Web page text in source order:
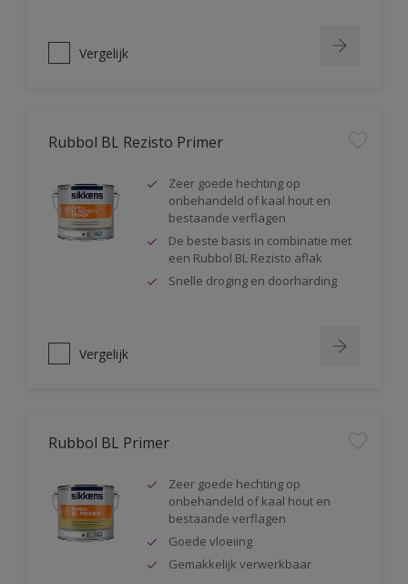
Vergelijk
Rubbol BL Rezisto Primer
Zeer goede hechting op
onbehandeld of kaal hout en
bestaande verflagen
De beste basis in combinatie met
een Rubbol BL Rezisto aflak
Snelle droging en doorharding
Vergelijk
Rubbol BL Primer
Zeer goede hechting op
onbehandeld of kaal hout en
bestaande verflagen
Goede vloeiing
Gemakkelijk verwerkbaar